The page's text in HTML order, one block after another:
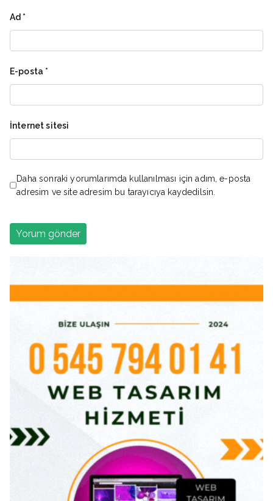
Ad *
E-posta *
İnternet sitesi
Daha sonraki yorumlarımda kullanılması için adım, e-posta
adresim ve site adresim bu tarayıcıya kaydedilsin.